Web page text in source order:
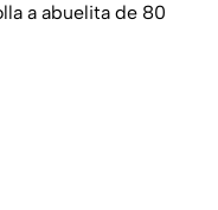
a abuelita de 80